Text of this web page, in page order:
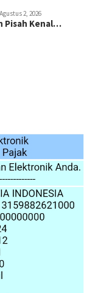
Agustus 2, 2026
Pisah Kenal…